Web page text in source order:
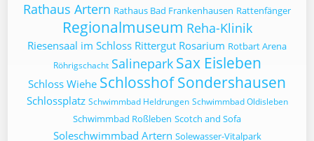
Rathaus Artern Rathaus Bad Frankenhausen Rattenfänger
Regionalmuseum Reha-Klinik
Riesensaal im Schloss Rittergut Rosarium Rotbart Arena
Röhrigschacht Salinepark Sax Eisleben
Schloss Wiehe Schlosshof Sondershausen
Schlossplatz Schwimmbad Heldrungen Schwimmbad Oldisleben
Schwimmbad Roßleben Scotch and Sofa
Soleschwimmbad Artern Solewasser-Vitalpark